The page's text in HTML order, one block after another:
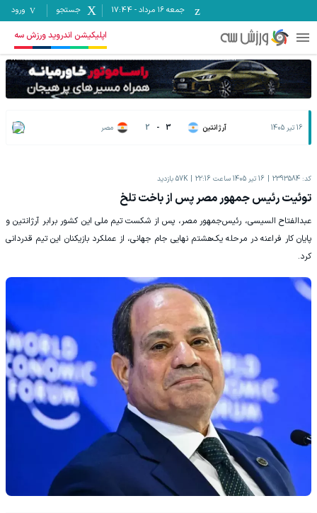
جمعه ۱۶ مرداد -
17:44 جستجو ورود
اپلیکیشن اندروید ورزش سه
16 تیر 1405 آرژانتین 3
-
2 مصر
کد: 2393584 16 تیر 1405 ساعت 22:16 57K بازدید
توئیت رئیس جمهور مصر پس از باخت تلخ
عبدالفتاح السیسی، رئیس‌جمهور مصر، پس از شکست تیم ملی این کشور برابر آرژانتین و
پایان کار فراعنه در مرحله یک‌هشتم نهایی جام جهانی، از عملکرد بازیکنان این تیم قدردانی
کرد.